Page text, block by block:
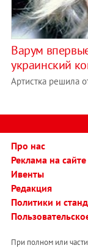
Варум
украинский
Артистка решила
Про нас
Реклама на сайте
Ивенты
Редакция
Политики и
При полном или